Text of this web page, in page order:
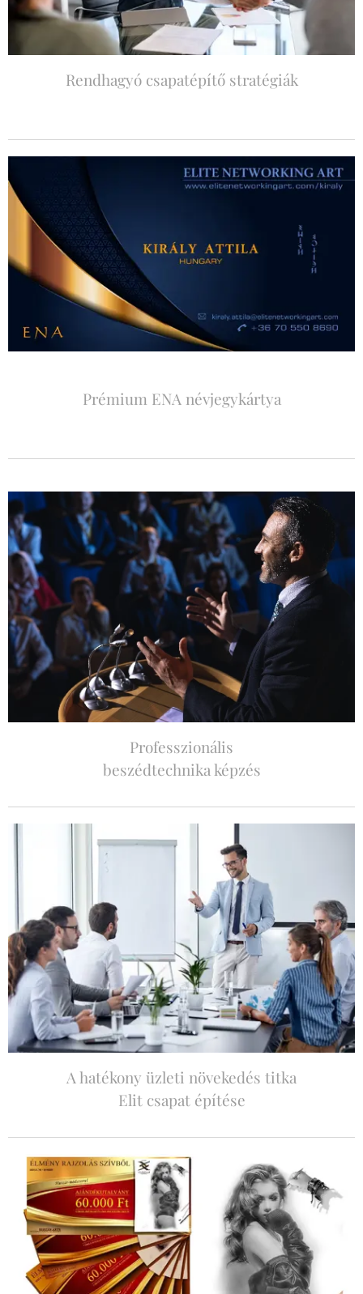
Rendhagyó csapatépítő stratégiák
Prémium ENA névjegykártya
Professzionális
beszédtechnika képzés
A hatékony üzleti növekedés titka
Elit csapat építése